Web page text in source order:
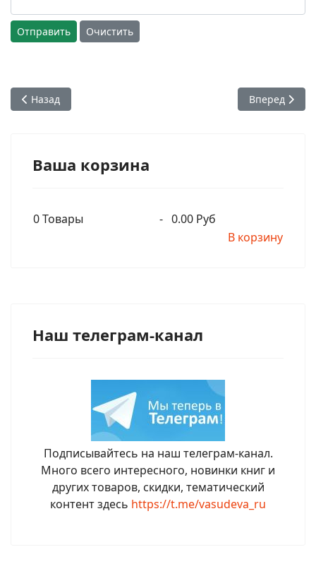
Отправить Очистить
Предыдущий: Марокканские девушки и другие люди
Назад Следующий:
Вперед
Ваша корзина
0Товары - 0.00 Руб
В корзину
Наш телеграм-канал
Подписывайтесь на наш телеграм-канал.
Много всего интересного, новинки книг и
других товаров, скидки, тематический
контент здесь https://t.me/vasudeva_ru